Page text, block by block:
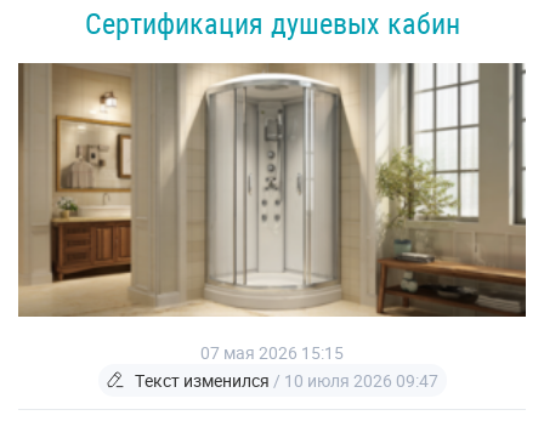
Сертификация душевых кабин
07 мая 2026 15:15
Текст изменился / 10 июля 2026 09:47